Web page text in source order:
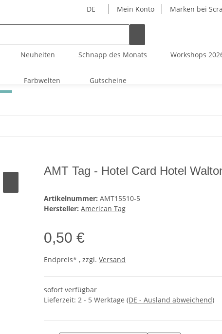
DE Mein Konto Marken bei
Neuheiten Schnapp des Monats Workshops
Farbwelten Gutscheine
AMT Tag - Hotel Card Hotel
Artikelnummer: AMT15510-5
Hersteller: American Tag
0,50 €
Endpreis* , zzgl. Versand
sofort verfügbar
Lieferzeit: 2 - 5 Werktage (DE - Ausland abweichend)